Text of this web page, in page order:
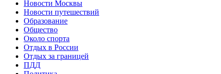
Новости Москвы
Новости путешествий
Образование
Общество
Около спорта
Отдых в России
Отдых за границей
ПДД